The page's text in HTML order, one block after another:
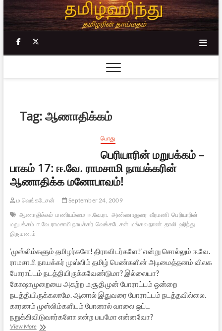
Skip
to
content
facebook
Tag:ஆணாதிக்கம்
பொது
பெரியாரின் மறுபக்கம் –
பாகம் 17: ஈ.வே. ராமசாமி நாயக்கரின்
ஆணாதிக்க மனோபாவம்!
ம வெங்கடேசன்
September 24, 2009
ஆணாதிக்கம் மணியம்மை ஈ.வே.ரா. அண்ணாதுரை வீரமணி பெரியாரின்
மறுபக்கம் ஈ.வே.ராமசாமி நாயக்கர் வெங்கடேசன் மங்கல நாண் தாலி ஹிந்து
திருமணம்
‘முஸ்லிம்களும் தமிழர்களே! திராவிடர்களே!’ என்று சொல்லும் ஈ.வே.
ராமசாமி நாயக்கர் முஸ்லிம் தமிழ் பெண்களின் அடிமைத்தனம் விலக
போராட்டம் நடத்தியிருக்கவேண்டுமா? இல்லையா?
கோஷாமுறையை அகற்ற மசூதிமுன் போராட்டம் ஒன்றை
நடத்தியிருக்கலாமே. ஆனால் இதுவரை போராட்டம் நடத்தவில்லை.
காரணம் முஸ்லிம்களிடம் போனால் வாலை ஒட்ட
நறுக்கிவிடுவார்களோ என்ற பயமோ என்னவோ?
View Moreபெரியாரின்